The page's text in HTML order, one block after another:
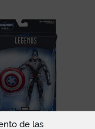
de las